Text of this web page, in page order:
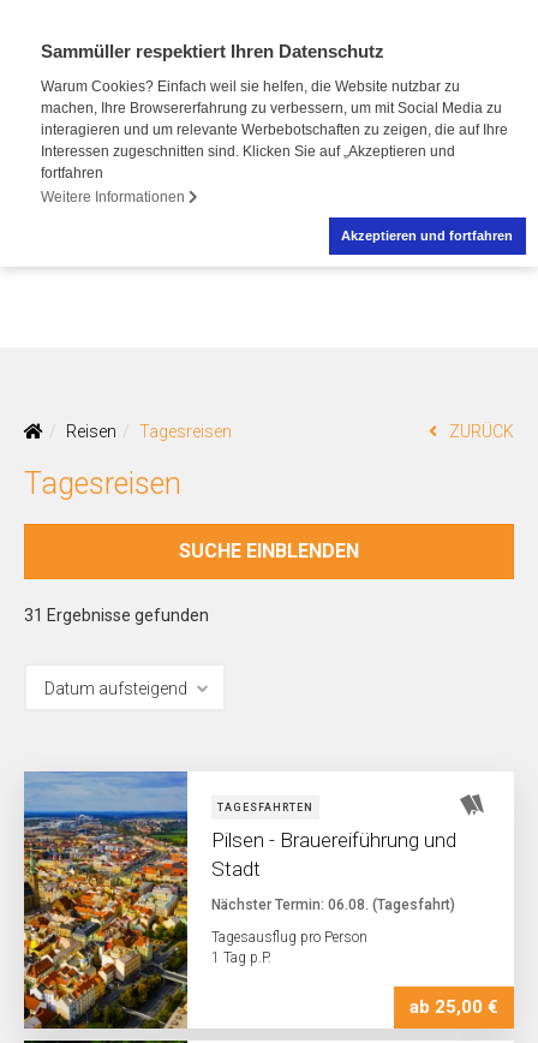
Sammüller respektiert Ihren Datenschutz
Warum Cookies? Einfach weil sie helfen, die Website nutzbar zu
machen, Ihre Browsererfahrung zu verbessern, um mit Social Media zu
interagieren und um relevante Werbebotschaften zu zeigen, die auf Ihre
Interessen zugeschnitten sind. Klicken Sie auf „Akzeptieren und
fortfahren
Weitere Informationen
Akzeptieren und fortfahren
Reisen Tagesreisen ZURÜCK
Tagesreisen
SUCHE EINBLENDEN
31 Ergebnisse gefunden
TAGESFAHRTEN
Pilsen - Brauereiführung und
Stadt
Nächster Termin: 06.08. (Tagesfahrt)
Tagesausflug pro Person
1 Tag p.P.
ab 25,00 €